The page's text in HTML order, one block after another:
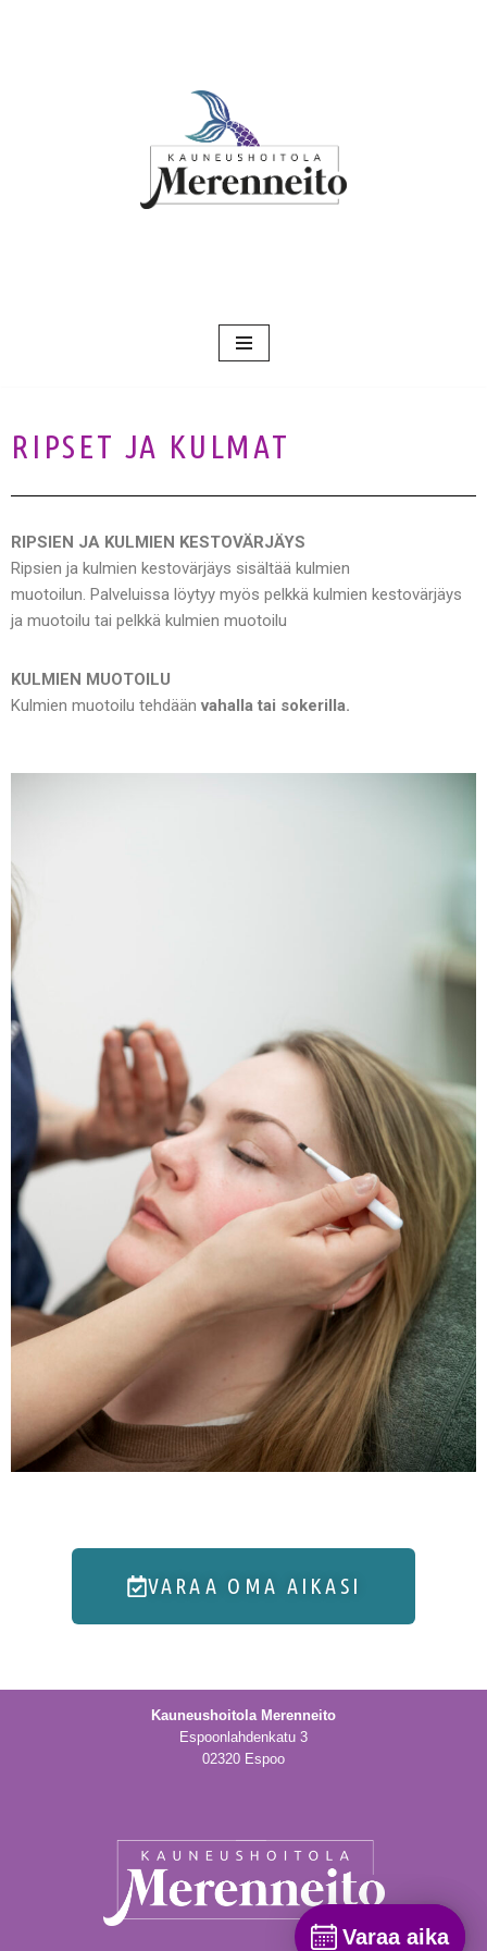
RIPSET JA KULMAT
RIPSIEN JA KULMIEN KESTOVÄRJÄYS
Ripsien ja kulmien kestovärjäys sisältää kulmien
muotoilun. Palveluissa löytyy myös pelkkä kulmien kestovärjäys
ja muotoilu tai pelkkä kulmien muotoilu
KULMIEN MUOTOILU
Kulmien muotoilu tehdäänvahalla tai sokerilla.
VARAA OMA AIKASI
Kauneushoitola Merenneito
Espoonlahdenkatu 3
02320 Espoo
Varaa aika